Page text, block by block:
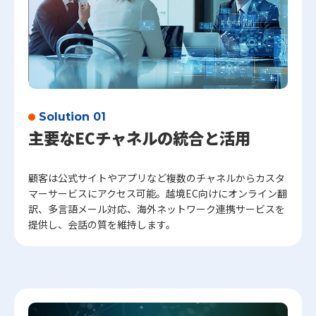
Solution 01
主要なECチャネルの統合と活用
顧客は公式サイトやアプリなど複数のチャネルからカスタ
マーサービスにアクセス可能。越境EC向けにオンライン翻
訳、多言語メール対応、海外ネットワーク連携サービスを
提供し、会話の質を維持します。